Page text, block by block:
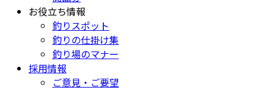
お役立ち情報
釣りスポット
釣りの仕掛け集
釣り場のマナー
採用情報
ご意見・ご要望